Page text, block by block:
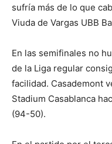
sufría más de lo que
Viuda de Vargas UBB
En las semifinales no
de la Liga regular
facilidad. Casademont
Stadium Casablanca
(94-50).